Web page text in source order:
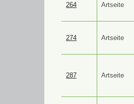
264 Artseite
274 Artseite
287 Artseite